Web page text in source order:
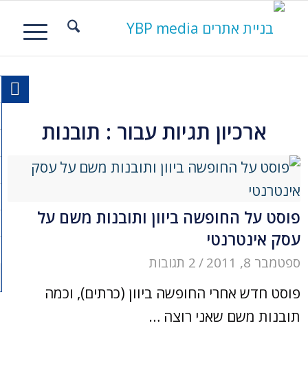
ארכיון תגיות עבור : תובנות
פוסט על החופשה ביוון ותובנות משם על
עסק אינטרנטי
ספטמבר 8, 2011 /2 תגובות
פוסט חדש אחרי החופשה ביוון (כרתים), וכמה
תובנות משם שאני רוצה …